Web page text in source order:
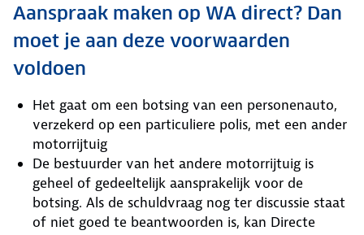
Aanspraak maken op WA direct? Dan
moet je aan deze voorwaarden
voldoen
Het gaat om een botsing van een personenauto,
verzekerd op een particuliere polis, met een ander
motorrijtuig
De bestuurder van het andere motorrijtuig is
geheel of gedeeltelijk aansprakelijk voor de
botsing. Als de schuldvraag nog ter discussie staat
of niet goed te beantwoorden is, kan Directe